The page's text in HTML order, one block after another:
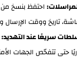
احتفظ بنسخ من
تاريخ ووقت الإرسال
سريعًا عند التهديد:
حتى تتفحّص الجهات